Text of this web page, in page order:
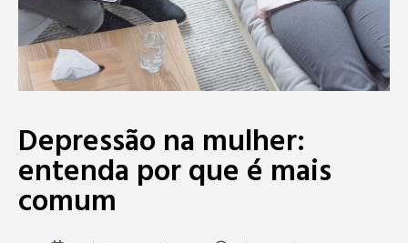
Depressão na mulher:
entenda por que é mais
comum